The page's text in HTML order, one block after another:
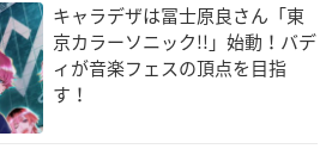
キャラデザは冨士原良さん「東
京カラーソニック!!」始動！バデ
ィが音楽フェスの頂点を目指
す！